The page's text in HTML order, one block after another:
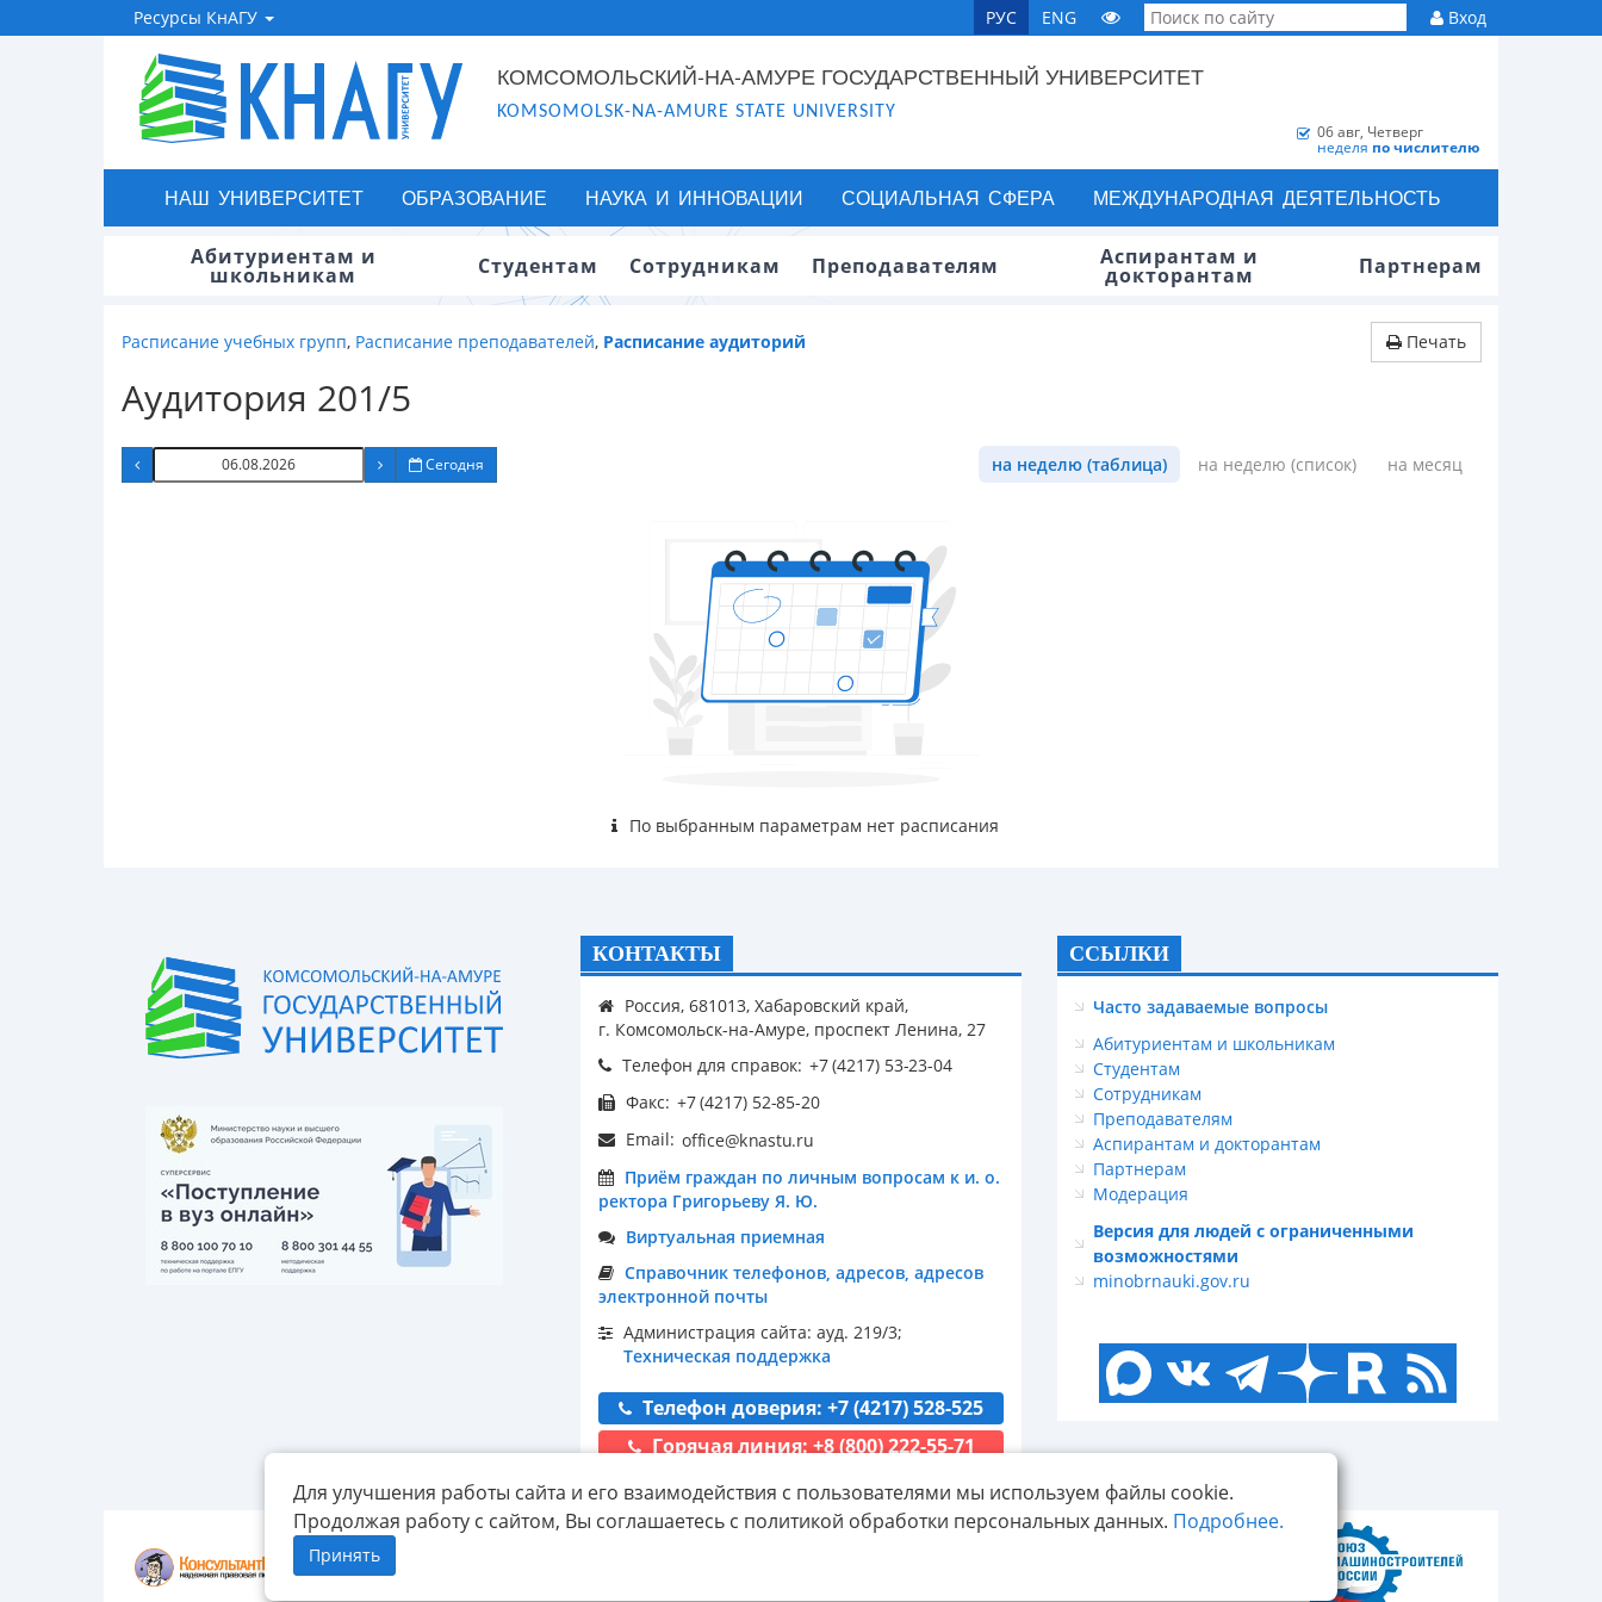
Ресурсы КнАГУ РУС ENG Вход
КОМСОМОЛЬСКИЙ-НА-АМУРЕ ГОСУДАРСТВЕННЫЙ УНИВЕРСИТЕТ
KOMSOMOLSK-NA-AMURE STATE UNIVERSITY
06 авг, Четверг
неделя по числителю
НАШ УНИВЕРСИТЕТ ОБРАЗОВАНИЕ НАУКА И ИННОВАЦИИ СОЦИАЛЬНАЯ СФЕРА МЕЖДУНАРОДНАЯ ДЕЯТЕЛЬНОСТЬ
Абитуриентам и
школьникам Студентам Сотрудникам Преподавателям Аспирантам и
докторантам Партнерам
Расписание учебных групп, Расписание преподавателей, Расписание аудиторий Печать
Аудитория 201/5
Сегодня на неделю (таблица) на неделю (список) на месяц
По выбранным параметрам нет расписания
Для улучшения работы сайта и его взаимодействия с пользователями мы используем файлы cookie.
Продолжая работу с сайтом, Вы соглашаетесь с политикой обработки персональных данных. Подробнее.
Принять
КОНТАКТЫ
Россия, 681013, Хабаровский край,
г. Комсомольск-на-Амуре, проспект Ленина, 27
Телефон для справок:
Факс:
Email:
Приём граждан по личным вопросам к и. о.
ректора Григорьеву Я. Ю.
Виртуальная приемная
Справочник телефонов, адресов, адресов
электронной почты
Администрация сайта: ауд. 219/3;
Техническая поддержка
Телефон доверия: +7 (4217) 528-525
Горячая линия: +8 (800) 222-55-71
ССЫЛКИ
Часто задаваемые вопросы
Абитуриентам и школьникам
Студентам
Сотрудникам
Преподавателям
Аспирантам и докторантам
Партнерам
Модерация
Версия для людей с ограниченными
возможностями
minobrnauki.gov.ru